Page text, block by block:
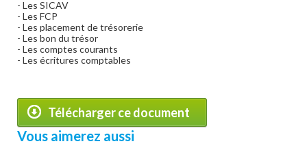
- Les SICAV
- Les FCP
- Les placement de trésorerie
- Les bon du trésor
- Les comptes courants
- Les écritures comptables
Télécharger ce document
Vous aimerez aussi